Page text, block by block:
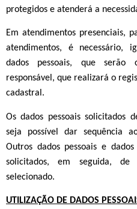
protegidos e atenderá a
Em atendimentos presenciais,
atendimentos, é necessário,
dados pessoais, que serão
responsável, que realizará o
cadastral.
Os dados pessoais solicitados
seja possível dar sequência
Outros dados pessoais e
solicitados, em seguida,
selecionado.
UTILIZAÇÃO DE DADOS